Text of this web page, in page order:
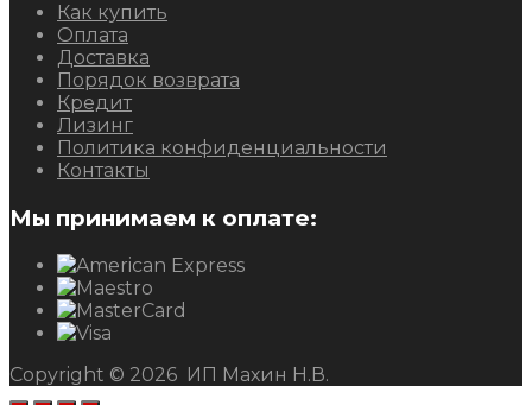
Как купить
Оплата
Доставка
Порядок возврата
Кредит
Лизинг
Политика конфиденциальности
Контакты
Мы принимаем к оплате:
Copyright © 2026 ИП Махин Н.В.